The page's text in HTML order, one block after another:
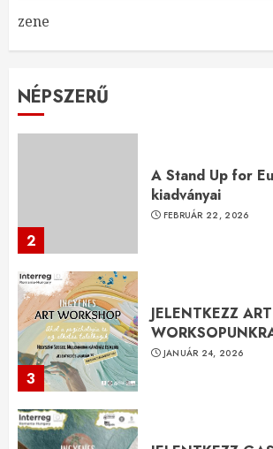
zene
NÉPSZERŰ
2
kiadványai
3
JELENTKEZZ ART
WORKSOPUNKRA!
JANUÁR 24, 2026
4
JELENTKEZZ
JANUÁR 24, 2026